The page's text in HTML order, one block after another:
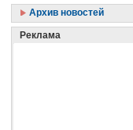
Архив новостей
Реклама